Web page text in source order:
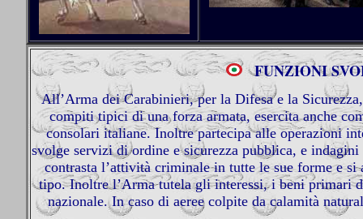
FUNZIONI
All’Arma dei Carabinieri, per la Difesa e la
compiti tipici di una forza armata, esercita anche
consolari italiane. Inoltre partecipa alle operazioni
svolge servizi di ordine e sicurezza pubblica, e
contrasta l’attività criminale in tutte le sue forme e
tipo. Inoltre l’Arma tutela gli interessi, i beni primari
nazionale. In caso di aeree colpite da calamità